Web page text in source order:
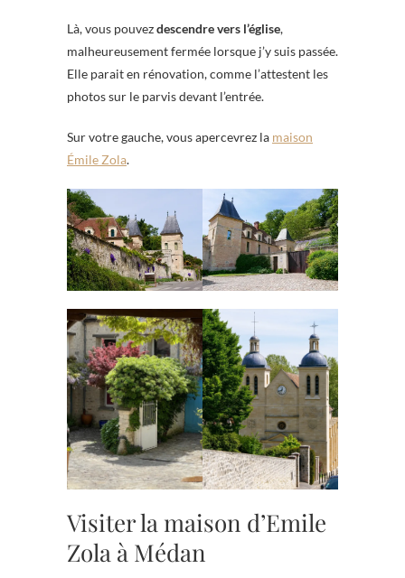
Là, vous pouvezdescendre vers l’église,
malheureusement fermée lorsque j’y suis passée.
Elle parait en rénovation, comme l’attestent les
photos sur le parvis devant l’entrée.
Sur votre gauche, vous apercevrez la maison
Émile Zola.
Visiter la maison d’Emile
Zola à Médan